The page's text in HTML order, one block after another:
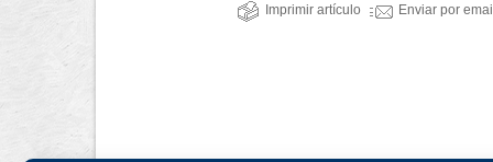
Imprimir artículo Enviar por